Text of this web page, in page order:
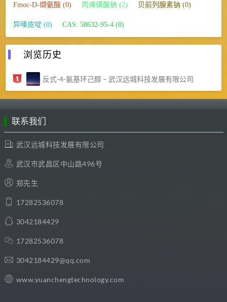
Fmoc-D-缬氨酸 (0) 丙烯磺酸钠 (2) 贝前列腺素钠 (0)
异嗪皮啶 (0) CAS: 58632-95-4 (0)
浏览历史
反式-4-氨基环己醇 – 武汉远城科技发展有限公司
联系我们
武汉远城科技发展有限公司
武汉市武昌区中山路496号
郑先生
17282536078
3042184429
17282536078
3042184429@qq.com
www.yuanchengtechnology.com